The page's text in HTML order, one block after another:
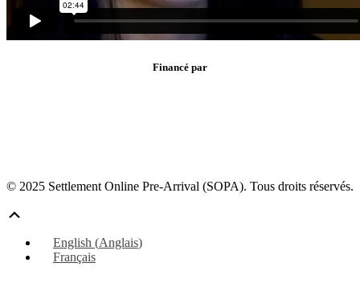
Financé par
© 2025 Settlement Online Pre-Arrival (SOPA). Tous droits réservés.
le
haut
English (Anglais)
Français